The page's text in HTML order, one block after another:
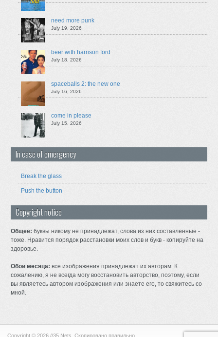
need more punk
July 19, 2026
beer with harrison ford
July 18, 2026
spaceballs 2: the new one
July 16, 2026
come in please
July 15, 2026
In case of emergency
Break the glass
Push the button
Copyright notice
Общее: буквы никому не принадлежат, слова из них составленные -
тоже. Нравится порядок расстановки моих слов и букв - копируйте на
здоровье.
Обои месяца: все изображения принадлежат их авторам. К
сожалению, я не всегда могу восстановить авторство, поэтому, если
вы являетесь автором изображения или знаете его, то свяжитесь со
мной.
Copyright © 2026 //35 Nets. Скопировано правильно.